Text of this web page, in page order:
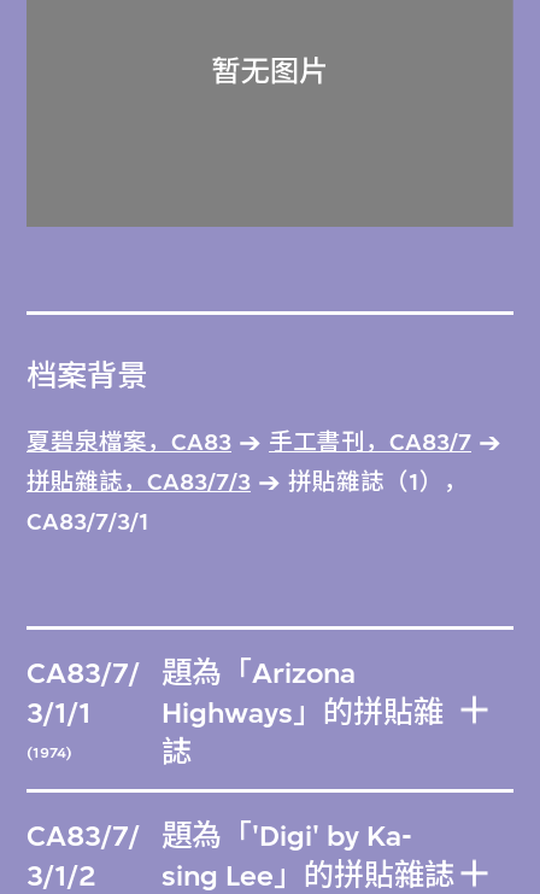
档案背景
夏碧泉檔案，CA83
手工書刊，CA83/7
拼貼雜誌，CA83/7/3
拼貼雜誌（1），
CA83/7/3/1
CA83/7/
3/1/1
(1974)
題為「Arizona
Highways」的拼貼雜
誌
CA83/7/
3/1/2
題為「'Digi' by Ka-
sing Lee」的拼貼雜誌